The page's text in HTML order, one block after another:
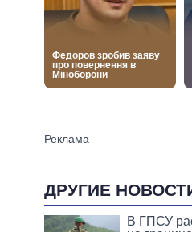
ДРУГИЕ
В ГПСУ